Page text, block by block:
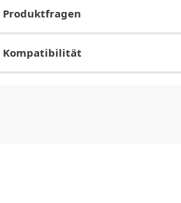
Produktfragen
Kompatibilität